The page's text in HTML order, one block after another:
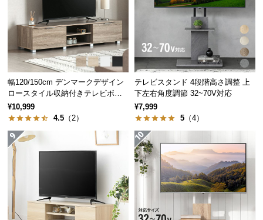
小
型
商
品
の
配
送
に
開
梱
幅120/150cm デンマークデザイン
ロースタイル収納付きテレビボー
ド
¥10,999
4.5 （2）
テレビスタンド 4段階高さ調整 上
下左右角度調節 32~70V対応
¥7,999
5 （4）